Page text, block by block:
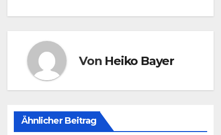
Von Heiko Bayer
Ähnlicher Beitrag